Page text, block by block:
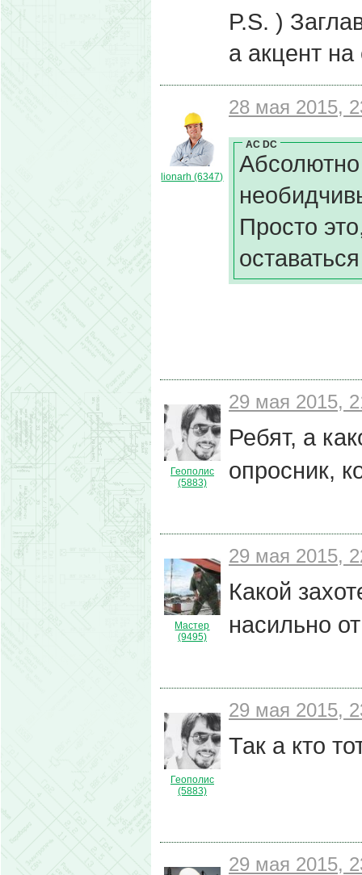
P.S. )
а акцент на
lionarh (6347)
28 мая 2015,
AC DC
Просто
Геополис
(5883)
29 мая 2015,
Ребят, а
опросник,
Мастер
(9495)
29 мая 2015,
Какой
насильно
Геополис
(5883)
29 мая 2015,
Так а кто
29 мая 2015,